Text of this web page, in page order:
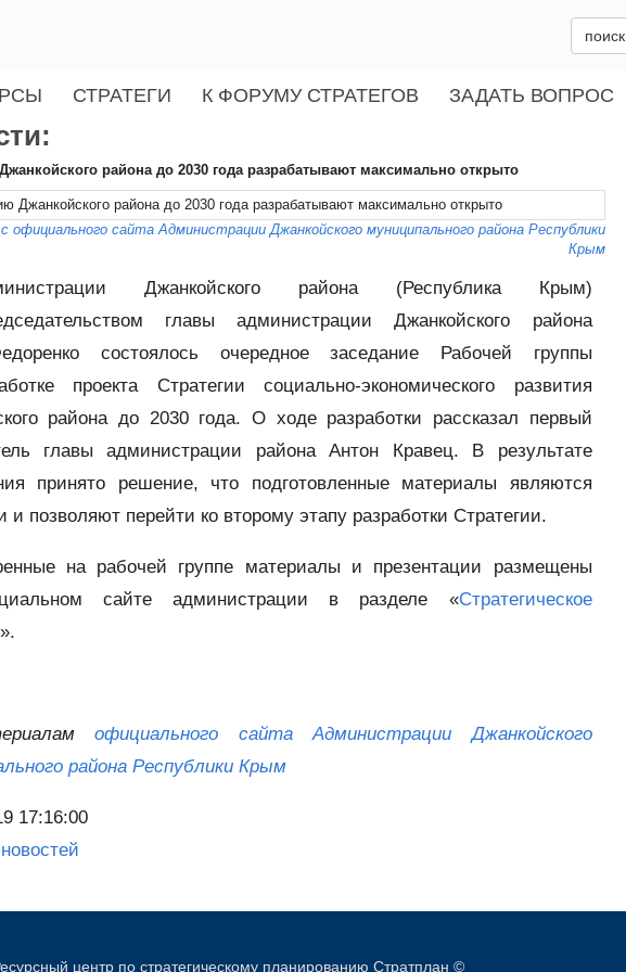
поиск
СТРАТЕГИ К ФОРУМУ СТРАТЕГОВ ЗАДАТЬ ВОПРОС
района до 2030 года разрабатывают максимально открыто
официального сайта Администрации Джанкойского муниципального района Республики
Крым
Джанкойского района (Республика Крым)
главы администрации Джанкойского района
состоялось очередное заседание Рабочей группы
проекта Стратегии социально-экономического развития
района до 2030 года. О ходе разработки рассказал первый
главы администрации района Антон Кравец. В результате
принято решение, что подготовленные материалы являются
и позволяют перейти ко второму этапу разработки Стратегии.
на рабочей группе материалы и презентации размещены
сайте администрации в разделе «Стратегическое
».
официального сайта Администрации Джанкойского
района Республики Крым
17:16:00
центр по стратегическому планированию Стратплан ©